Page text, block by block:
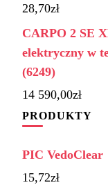
28,70zł
CARPO 2 SE
elektryczny w
(6249)
14 590,00zł
PRODUKTY
PIC VedoClear
15,72zł